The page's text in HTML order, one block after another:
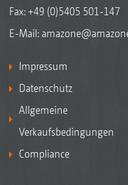
Fax: +49 (0)5405 501-147
E-Mail:
Impressum
Datenschutz
Allgemeine
Verkaufsbedingungen
Compliance